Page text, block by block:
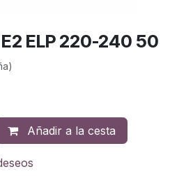
ELP 220-240 50
Añadir a la cesta